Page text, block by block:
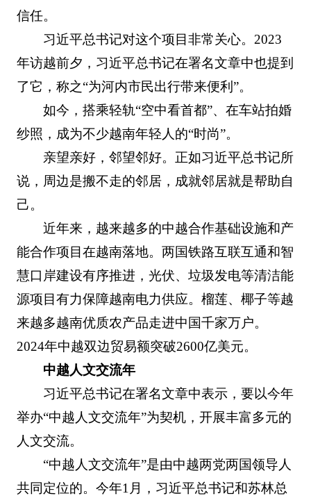
信任。
习近平总书记对这个项目非常关心。2023
年访越前夕，习近平总书记在署名文章中也提到
了它，称之“为河内市民出行带来便利”。
如今，搭乘轻轨“空中看首都”、在车站拍婚
纱照，成为不少越南年轻人的“时尚”。
亲望亲好，邻望邻好。正如习近平总书记所
说，周边是搬不走的邻居，成就邻居就是帮助自
己。
近年来，越来越多的中越合作基础设施和产
能合作项目在越南落地。两国铁路互联互通和智
慧口岸建设有序推进，光伏、垃圾发电等清洁能
源项目有力保障越南电力供应。榴莲、椰子等越
来越多越南优质农产品走进中国千家万户。
2024年中越双边贸易额突破2600亿美元。
中越人文交流年
习近平总书记在署名文章中表示，要以今年
举办“中越人文交流年”为契机，开展丰富多元的
人文交流。
“中越人文交流年”是由中越两党两国领导人
共同定位的。今年1月，习近平总书记和苏林总